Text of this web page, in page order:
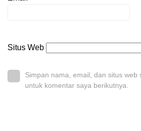
Situs Web
Simpan nama, email, dan situs web
untuk komentar saya berikutnya.